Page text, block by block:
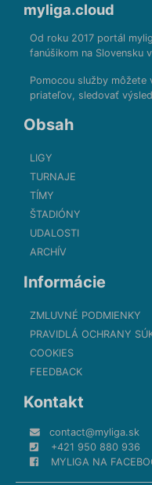
myliga.cloud
Od roku 2017 portál
fanúšikom na Slovensku
Pomocou služby
priateľov, sledovať
Obsah
LIGY
TURNAJE
TÍMY
ŠTADIÓNY
UDALOSTI
ARCHÍV
Informácie
ZMLUVNÉ PODMIENKY
PRAVIDLÁ OCHRANY
COOKIES
FEEDBACK
Kontakt
contact@myliga.sk
+421 950 880 936
MYLIGA NA